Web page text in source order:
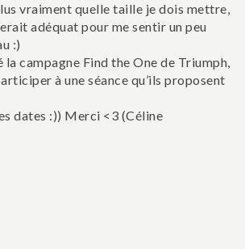
vraiment quelle taille je dois mettre,
adéquat pour me sentir un peu
:)
la campagne Find the One de Triumph,
à une séance qu’ils proposent
dates :)) Merci <3 (Céline